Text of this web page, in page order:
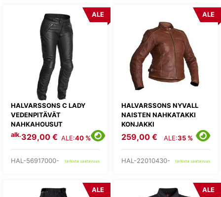
HALVARSSONS C LADY
VEDENPITÄVÄT
NAHKAHOUSUT
ALE
alk.329,00 € ALE:40 %
HAL-56917000- tarkista saatavuus
HALVARSSONS NYVALL
NAISTEN NAHKATAKKI
KONJAKKI
ALE
259,00 € ALE:35 %
HAL-22010430- tarkista saatavuus
ALE ALE